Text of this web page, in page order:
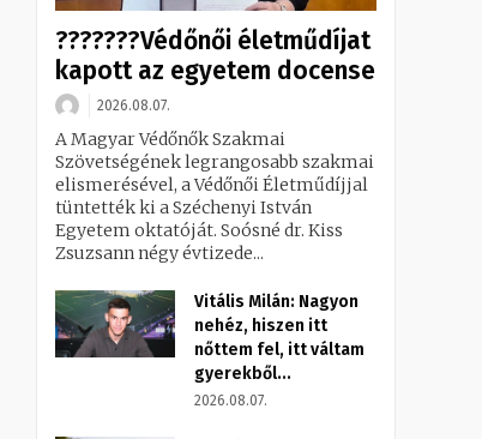
???????Védőnői életműdíjat
kapott az egyetem docense
2026.08.07.
A Magyar Védőnők Szakmai
Szövetségének legrangosabb szakmai
elismerésével, a Védőnői Életműdíjjal
tüntették ki a Széchenyi István
Egyetem oktatóját. Soósné dr. Kiss
Zsuzsann négy évtizede...
Vitális Milán: Nagyon
nehéz, hiszen itt
nőttem fel, itt váltam
gyerekből...
2026.08.07.